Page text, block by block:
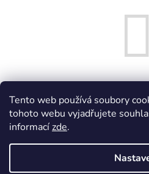
Tento web používá soubory
tohoto webu vyjadřujete
informacízde.
Můžete se ale podívat
ZPĚT DO